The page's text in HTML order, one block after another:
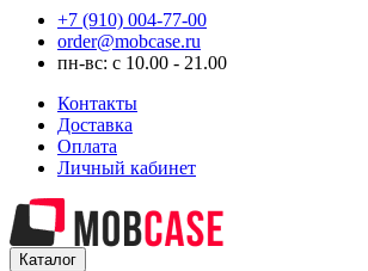
+7 (910) 004-77-00
order@mobcase.ru
пн-вс: с 10.00 - 21.00
Контакты
Доставка
Оплата
Личный кабинет
Каталог